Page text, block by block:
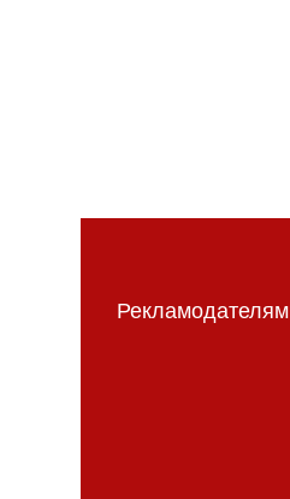
Рекламодателям